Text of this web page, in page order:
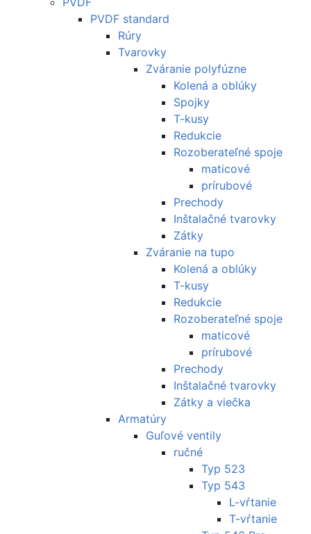
PVDF standard
Rúry
Tvarovky
Zváranie polyfúzne
Kolená a oblúky
Spojky
T-kusy
Redukcie
Rozoberateľné spoje
maticové
prírubové
Prechody
Inštalačné tvarovky
Zátky
Zváranie na tupo
Kolená a oblúky
T-kusy
Redukcie
Rozoberateľné spoje
maticové
prírubové
Prechody
Inštalačné tvarovky
Zátky a viečka
Armatúry
Guľové ventily
ručné
Typ 523
Typ 543
L-vŕtanie
T-vŕtanie